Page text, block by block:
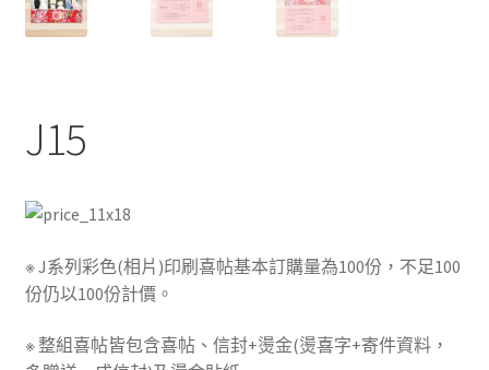
J15
※ J系列彩色(相片)印刷喜帖基本訂購量為100份，不足100
份仍以100份計價。
※ 整組喜帖皆包含喜帖、信封+燙金(燙喜字+寄件資料，